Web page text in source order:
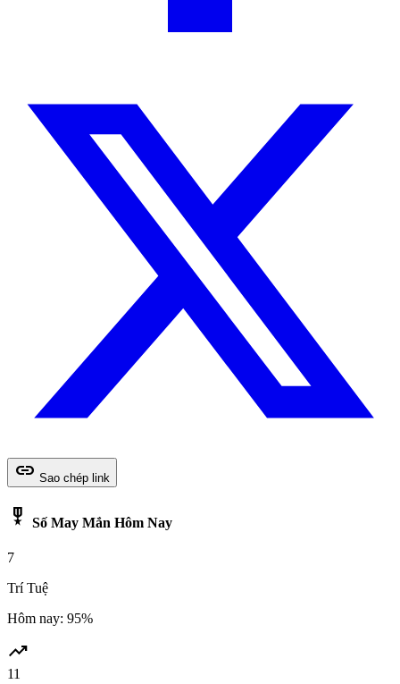
link Sao chép link
military_tech Số May Mắn Hôm Nay
7
Trí Tuệ
Hôm nay: 95%
trending_up
11